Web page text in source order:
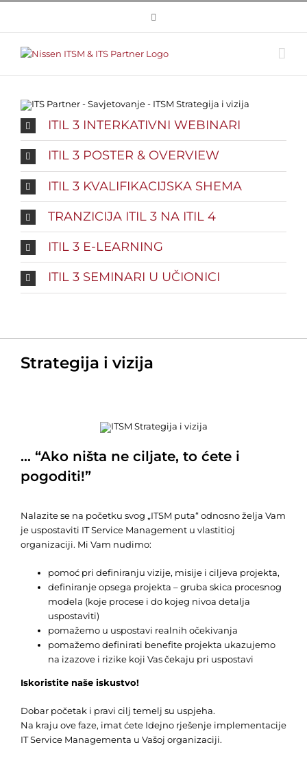
content
ITIL 3 INTERKATIVNI WEBINARI
ITIL 3 POSTER & OVERVIEW
ITIL 3 KVALIFIKACIJSKA SHEMA
TRANZICIJA ITIL 3 NA ITIL 4
ITIL 3 E-LEARNING
ITIL 3 SEMINARI U UČIONICI
Strategija i vizija
… “Ako ništa ne ciljate, to ćete i
pogoditi!”
Nalazite se na početku svog „ITSM puta“ odnosno želja Vam
je uspostaviti IT Service Management u vlastitioj
organizaciji. Mi Vam nudimo:
pomoć pri definiranju vizije, misije i ciljeva projekta,
definiranje opsega projekta – gruba skica procesnog
modela (koje procese i do kojeg nivoa detalja
uspostaviti)
pomažemo u uspostavi realnih očekivanja
pomažemo definirati benefite projekta ukazujemo
na izazove i rizike koji Vas čekaju pri uspostavi
Iskoristite naše iskustvo!
Dobar početak i pravi cilj temelj su uspjeha.
Na kraju ove faze, imat ćete Idejno rješenje implementacije
IT Service Managementa u Vašoj organizaciji.